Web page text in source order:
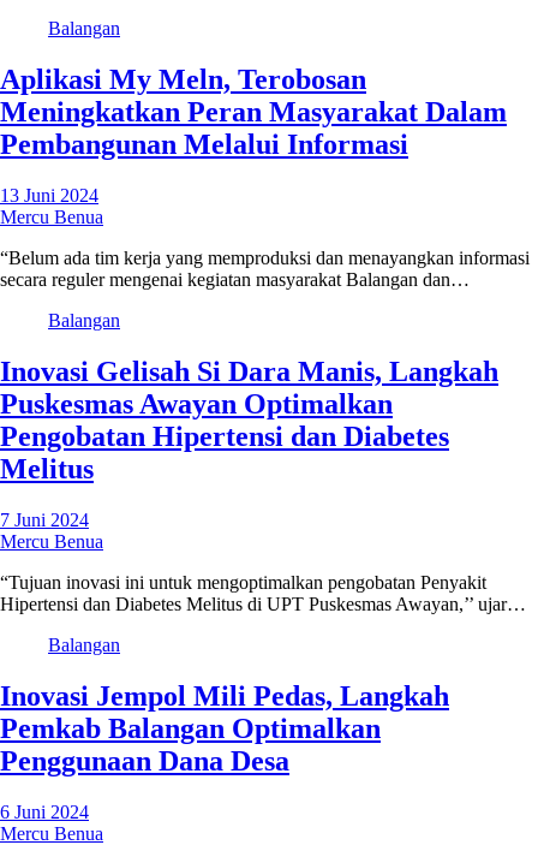
Balangan
Aplikasi My Meln, Terobosan
Meningkatkan Peran Masyarakat Dalam
Pembangunan Melalui Informasi
13 Juni 2024
Mercu Benua
“Belum ada tim kerja yang memproduksi dan menayangkan informasi
secara reguler mengenai kegiatan masyarakat Balangan dan…
Balangan
Inovasi Gelisah Si Dara Manis, Langkah
Puskesmas Awayan Optimalkan
Pengobatan Hipertensi dan Diabetes
Melitus
7 Juni 2024
Mercu Benua
“Tujuan inovasi ini untuk mengoptimalkan pengobatan Penyakit
Hipertensi dan Diabetes Melitus di UPT Puskesmas Awayan,’’ ujar…
Balangan
Inovasi Jempol Mili Pedas, Langkah
Pemkab Balangan Optimalkan
Penggunaan Dana Desa
6 Juni 2024
Mercu Benua